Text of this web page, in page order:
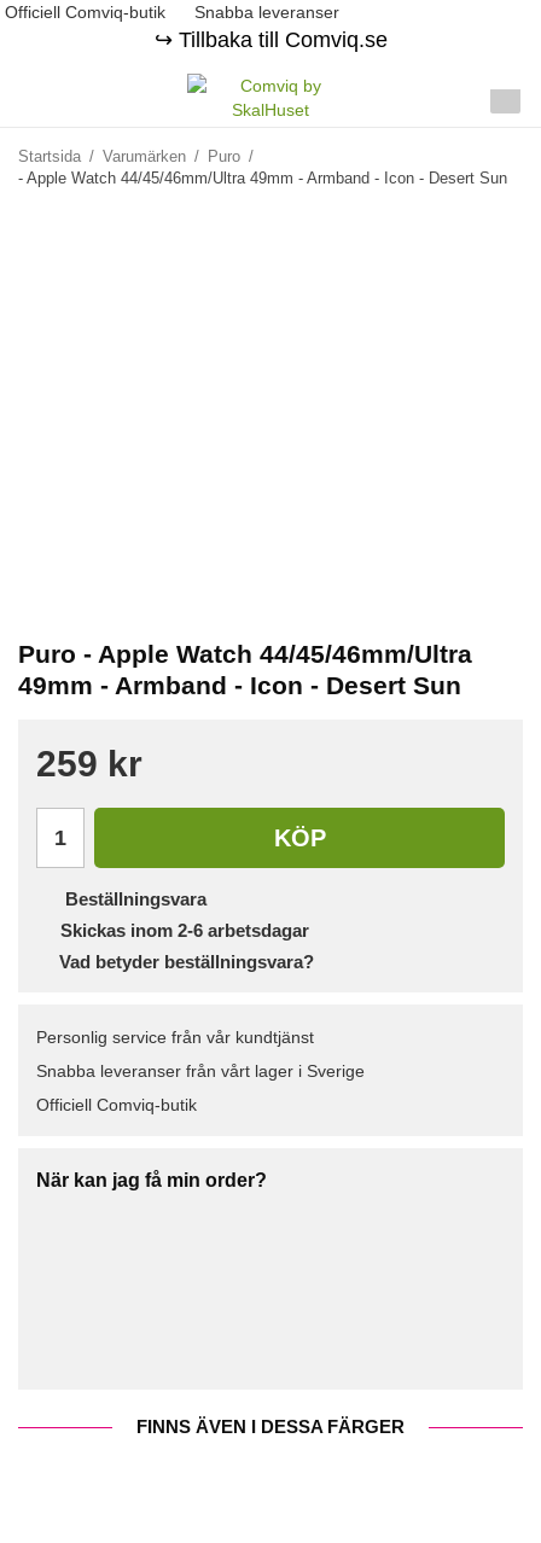
Officiell Comviq-butik Snabba leveranser
↪️ Tillbaka till Comviq.se
Startsida / Varumärken / Puro /
- Apple Watch 44/45/46mm/Ultra 49mm - Armband - Icon - Desert Sun
Puro - Apple Watch 44/45/46mm/Ultra
49mm - Armband - Icon - Desert Sun
259 kr
KÖP
Beställningsvara
Skickas inom 2-6 arbetsdagar
Vad betyder beställningsvara?
Personlig service från vår kundtjänst
Snabba leveranser från vårt lager i Sverige
Officiell Comviq-butik
När kan jag få min order?
FINNS ÄVEN I DESSA FÄRGER